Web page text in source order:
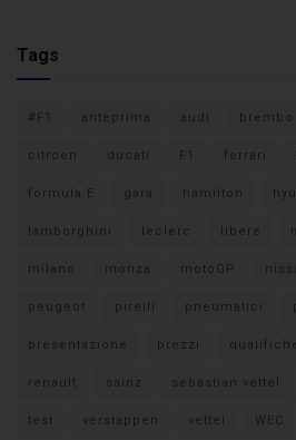
Tags
#F1 anteprima audi brembo
citroen ducati F1 ferrari
formula E gara hamilton
lamborghini leclerc libere
milano monza motoGP
peugeot pirelli pneumatici
presentazione prezzi
renault sainz sebastian vettel
test verstappen vettel WEC